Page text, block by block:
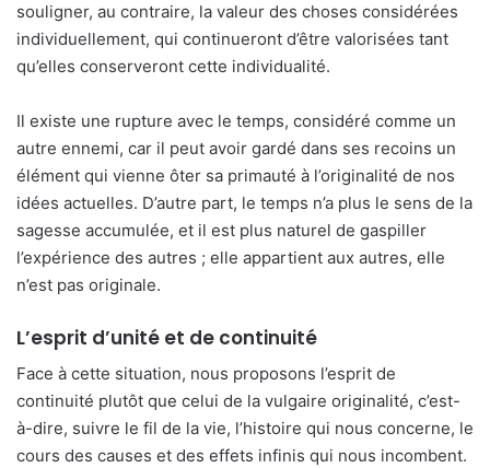
souligner, au contraire, la valeur des choses considérées
individuellement, qui continueront d’être valorisées tant
qu’elles conserveront cette individualité.
Il existe une rupture avec le temps, considéré comme un
autre ennemi, car il peut avoir gardé dans ses recoins un
élément qui vienne ôter sa primauté à l’originalité de nos
idées actuelles. D’autre part, le temps n’a plus le sens de la
sagesse accumulée, et il est plus naturel de gaspiller
l’expérience des autres ; elle appartient aux autres, elle
n’est pas originale.
L’esprit d’unité et de continuité
Face à cette situation, nous proposons l’esprit de
continuité plutôt que celui de la vulgaire originalité, c’est-
à-dire, suivre le fil de la vie, l’histoire qui nous concerne, le
cours des causes et des effets infinis qui nous incombent.